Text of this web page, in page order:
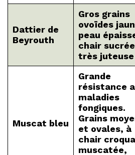
Dattier de
Beyrouth
Gros grains
ovoïdes
peau
chair sucrée
très juteuse
Muscat bleu
Grande
résistance
maladies
fongiques.
Grains
et ovales, à
chair
muscatée,